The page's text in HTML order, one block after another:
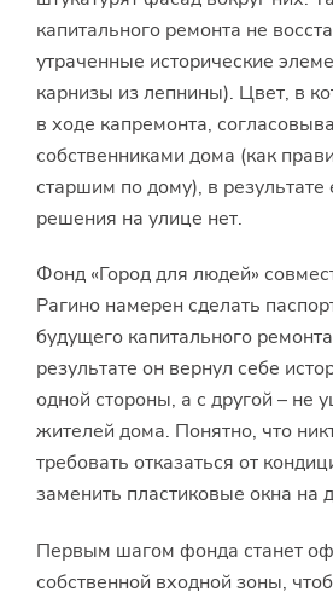
капитального ремонта не
утраченные исторические
карнизы из лепнины). Цвет, в
в ходе капремонта,
собственниками дома (как
старшим по дому), в результате
решения на улице нет.
Фонд «Город для людей»
Рагино намерен сделать
будущего капитального
результате он вернул себе
одной стороны, а с другой – не
жителей дома. Понятно, что
требовать отказаться от
заменить пластиковые окна на
Первым шагом фонда станет
собственной входной зоны,